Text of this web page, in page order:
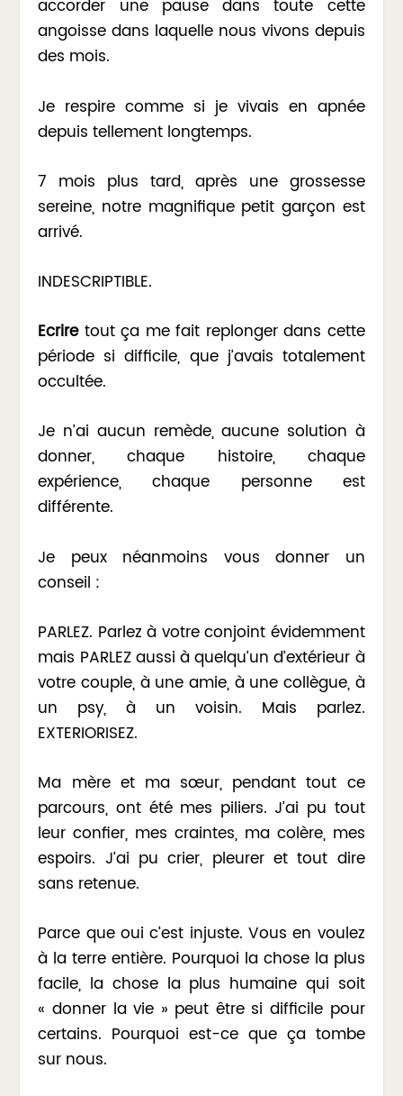
accorder une pause dans toute cette
angoisse dans laquelle nous vivons depuis
des mois.
Je respire comme si je vivais en apnée
depuis tellement longtemps.
7 mois plus tard, après une grossesse
sereine, notre magnifique petit garçon est
arrivé.
INDESCRIPTIBLE.
Ecriretout ça me fait replonger dans cette
période si difficile, que j’avais totalement
occultée.
Je n’ai aucun remède, aucune solution à
donner, chaque histoire, chaque
expérience, chaque personne est
différente.
Je peux néanmoins vous donner un
conseil :
PARLEZ. Parlez à votre conjoint évidemment
mais PARLEZ aussi à quelqu’un d’extérieur à
votre couple, à une amie, à une collègue, à
un psy, à un voisin. Mais parlez.
EXTERIORISEZ.
Ma mère et ma sœur, pendant tout ce
parcours, ont été mes piliers. J’ai pu tout
leur confier, mes craintes, ma colère, mes
espoirs. J’ai pu crier, pleurer et tout dire
sans retenue.
Parce que oui c’est injuste. Vous en voulez
à la terre entière. Pourquoi la chose la plus
facile, la chose la plus humaine qui soit
« donner la vie » peut être si difficile pour
certains. Pourquoi est-ce que ça tombe
sur nous.